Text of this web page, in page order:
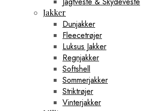
Jakker
Dunjakker
Fleecetrøjer
Luksus Jakker
Regnjakker
Softshell
Sommerjakker
Striktrøjer
Vinterjakker